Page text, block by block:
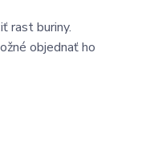
rast buriny.
objednať ho